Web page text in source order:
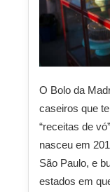
O Bolo da
caseiros que
“receitas de
nasceu em
São Paulo, e
estados em